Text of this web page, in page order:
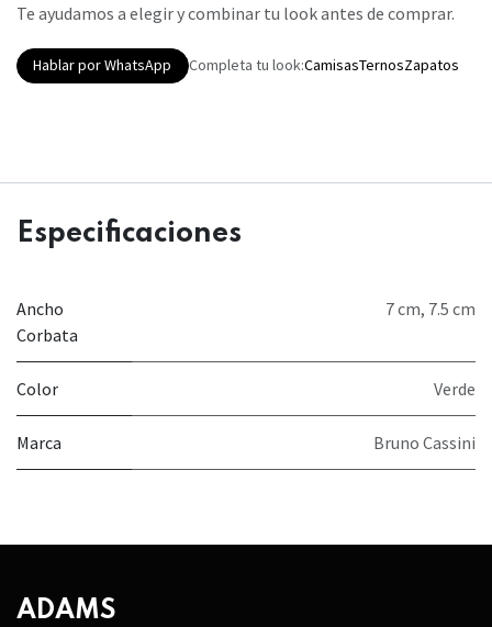
Te ayudamos a elegir y combinar tu look antes de comprar.
Hablar por WhatsApp Completa tu look:CamisasTernosZapatos
Especificaciones
Ancho
Corbata
7 cm, 7.5 cm
Color Verde
Marca Bruno Cassini
ADAMS